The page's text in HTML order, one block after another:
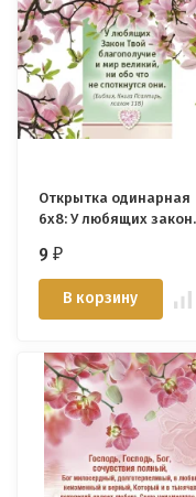
Открытка одинарная
6x8: У любящих закон
9₽
В корзину